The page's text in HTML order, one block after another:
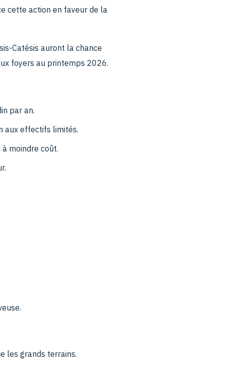
cette action en faveur de la
Catésis auront la chance
foyers au printemps 2026.
par an.
aux effectifs limités.
moindre coût.
les grands terrains.